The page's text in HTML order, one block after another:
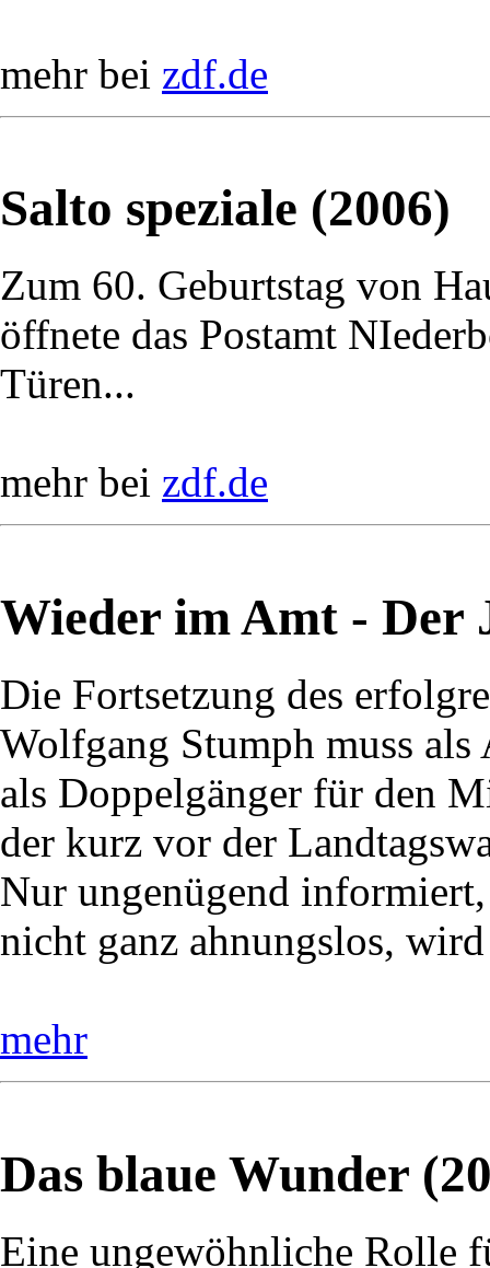
mehr bei zdf.de
Salto speziale (2006)
Zum 60. Geburtstag von
öffnete das Postamt
Türen...
mehr bei zdf.de
Wieder im Amt - Der
Die Fortsetzung des
Wolfgang Stumph muss
als Doppelgänger für den
der kurz vor der
Nur ungenügend
nicht ganz ahnungslos,
mehr
Das blaue Wunder
Eine ungewöhnliche Rolle